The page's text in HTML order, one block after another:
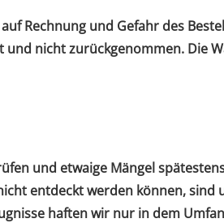
Rechnung und Gefahr des
nicht zurückgenommen. Die
und etwaige Mängel
entdeckt werden können,
haften wir nur in dem